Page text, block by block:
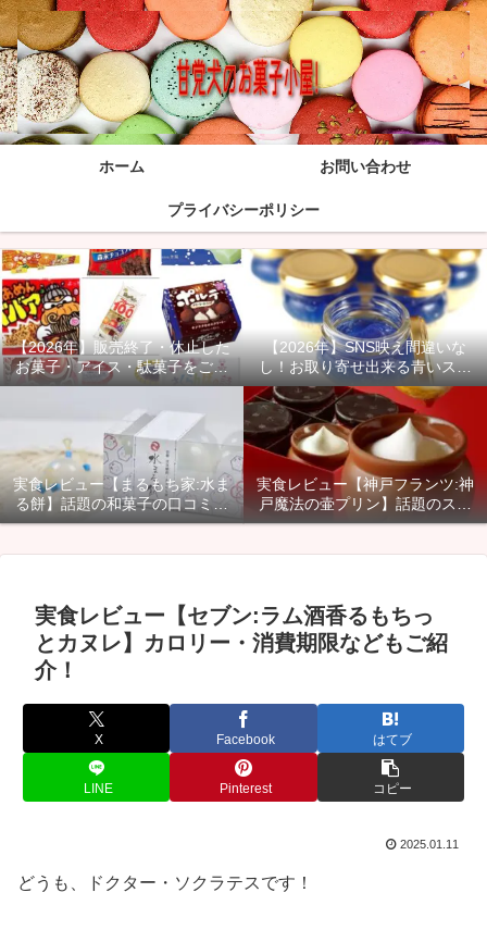
ホーム お問い合わせ
プライバシーポリシー
【2026年】販売終了・休止した
お菓子・アイス・駄菓子をご紹
介！
【2026年】SNS映え間違いな
し！お取り寄せ出来る青いスイ
ーツ商品をご紹介！
実食レビュー【まるもち家:水ま
る餅】話題の和菓子の口コミ・
カロリー・賞味期限などご紹
実食レビュー【神戸フランツ:神
戸魔法の壷プリン】話題のスイ
ーツのカロリー・口コミ・賞味
実食レビュー【セブン:ラム酒香るもちっ
とカヌレ】カロリー・消費期限などもご紹
介！
X Facebook はてブ
LINE Pinterest コピー
2025.01.11
どうも、ドクター・ソクラテスです！